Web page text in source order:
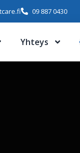
09 887 0430
Yhteys